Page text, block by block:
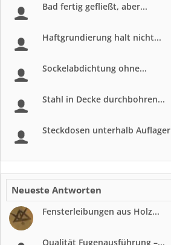
Bad fertig gefließt, aber...
Haftgrundierung halt nicht...
Sockelabdichtung ohne...
Stahl in Decke durchbohren...
Steckdosen unterhalb Auflager
Neueste Antworten
Fensterleibungen aus Holz...
Qualität Fugenausführung –...